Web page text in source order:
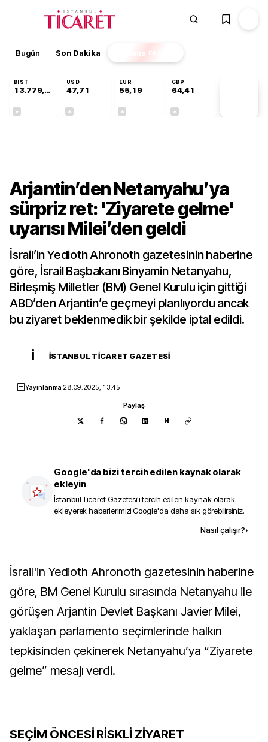
Bugün Son Dakika Finans EKSTRA
BIST
13.779,39
USD
47,71
EUR
55,19
GBP
64,41
Arjantin’den Netanyahu’ya
sürpriz ret: 'Ziyarete gelme'
uyarısı Milei’den geldi
İsrail’in Yedioth Ahronoth gazetesinin haberine
göre, İsrail Başbakanı Binyamin Netanyahu,
Birleşmiş Milletler (BM) Genel Kurulu için gittiği
ABD’den Arjantin’e geçmeyi planlıyordu ancak
bu ziyaret beklenmedik bir şekilde iptal edildi.
İ İSTANBUL TICARET GAZETESI
Yayınlanma 28.09.2025, 13:45
Paylaş
N
Google'da bizi tercih edilen kaynak olarak
ekleyin
İstanbul Ticaret Gazetesi'i tercih edilen kaynak olarak
ekleyerek haberlerimizi Google'da daha sık görebilirsiniz.
Nasıl çalışır?›
İsrail'in Yedioth Ahronoth gazetesinin haberine
göre, BM Genel Kurulu sırasında Netanyahu ile
görüşen Arjantin Devlet Başkanı Javier Milei,
yaklaşan parlamento seçimlerinde halkın
tepkisinden çekinerek Netanyahu’ya “Ziyarete
gelme” mesajı verdi.
SEÇİM ÖNCESİ RİSKLİ ZİYARET